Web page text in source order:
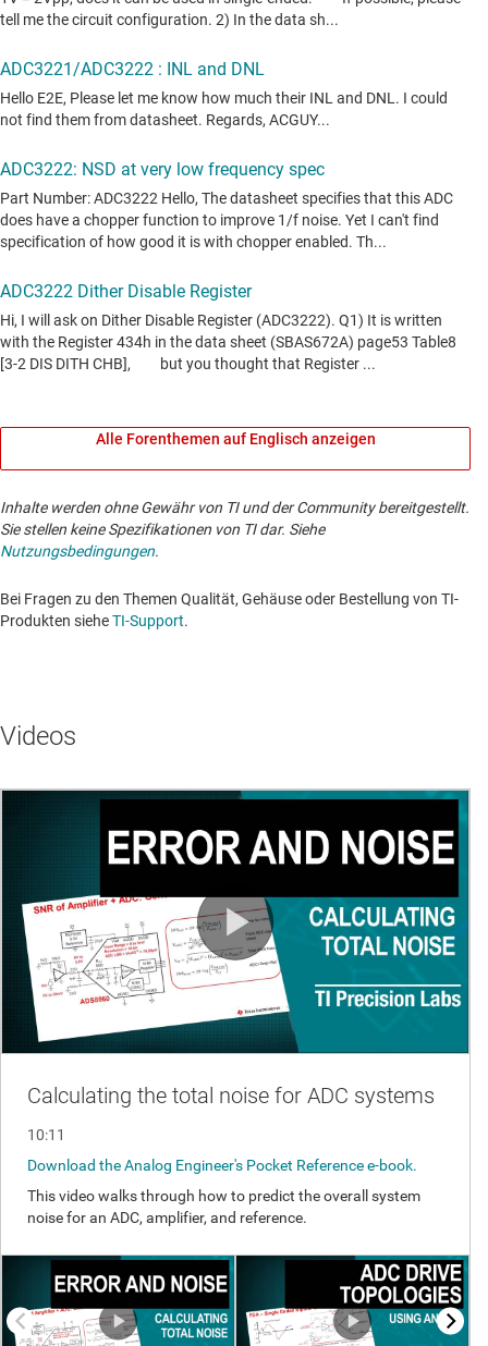
Alle Forenthemen auf Englisch anzeigen
Inhalte werden ohne Gewähr von TI und der Community bereitgestellt.
Sie stellen keine Spezifikationen von TI dar. Siehe
Nutzungsbedingungen.
Bei Fragen zu den Themen Qualität, Gehäuse oder Bestellung von TI-
Produkten sieheTI-Support. ​​​​​​​​​​​​​​
Videos